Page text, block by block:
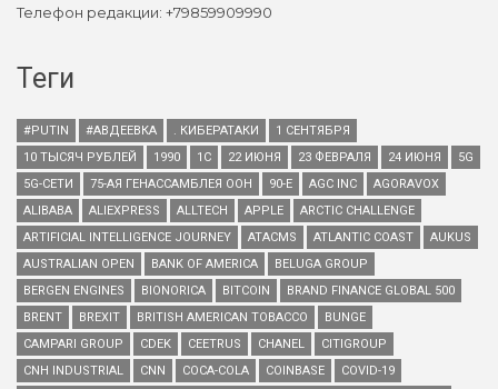
Телефон редакции: +79859909990
Теги
#PUTIN #АВДЕЕВКА . КИБЕРАТАКИ
1 СЕНТЯБРЯ
10 ТЫСЯЧ РУБЛЕЙ
1990 1С 22 ИЮНЯ 23 ФЕВРАЛЯ 24 ИЮНЯ
5G
5G-СЕТИ
75-АЯ ГЕНАССАМБЛЕЯ ООН 90-Е AGC INC
AGORAVOX
ALIBABA
ALIEXPRESS ALLTECH APPLE
ARCTIC CHALLENGE
ARTIFICIAL INTELLIGENCE JOURNEY
ATACMS ATLANTIC COAST
AUKUS
AUSTRALIAN OPEN
BANK OF AMERICA
BELUGA GROUP
BERGEN ENGINES
BIONORICA BITCOIN
BRAND FINANCE GLOBAL 500
BRENT
BREXIT BRITISH AMERICAN TOBACCO
BUNGE
CAMPARI GROUP
CDEK CEETRUS CHANEL
CITIGROUP
CNH INDUSTRIAL
CNN COCA-COLA COINBASE
COVID-19